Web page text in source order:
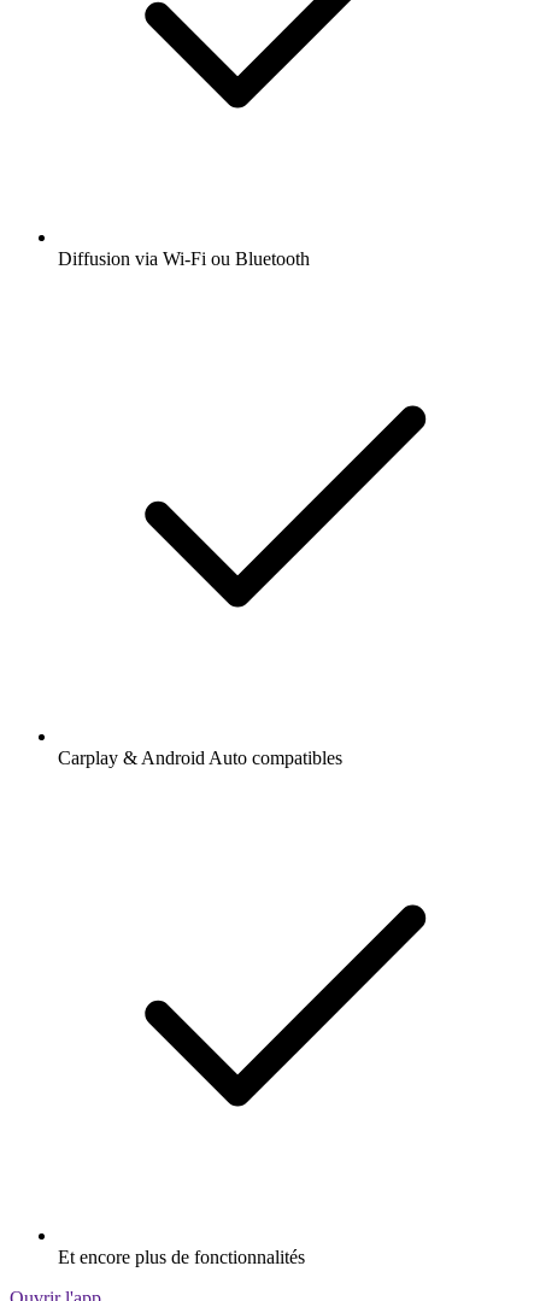
Diffusion via Wi-Fi ou Bluetooth
Carplay & Android Auto compatibles
Et encore plus de fonctionnalités